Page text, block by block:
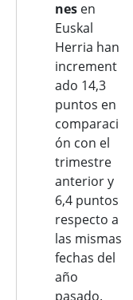
nes en
Euskal
Herria han
increment
ado 14,3
puntos en
comparaci
ón con el
trimestre
anterior y
6,4 puntos
respecto a
las mismas
fechas del
año
pasado.